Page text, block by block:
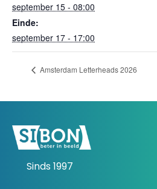
september 15 - 08:00
Einde:
september 17 - 17:00
Amsterdam Letterheads 2026
Sinds 1997